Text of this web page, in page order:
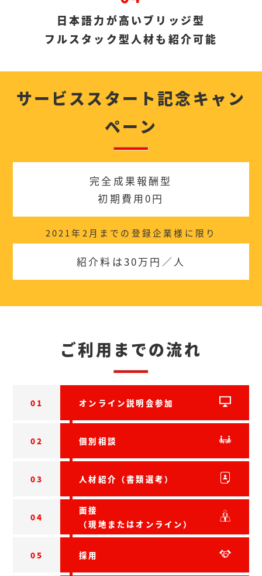
日本語力が高いブリッジ型
フルスタック型人材も紹介可能
サービススタート記念キャン
ペーン
完全成果報酬型
初期費用0円
2021年2月までの登録企業様に限り
紹介料は30万円／人
ご利用までの流れ
01 オンライン説明会参加
02 個別相談
03 人材紹介（書類選考）
04
面接
（現地またはオンライン）
05 採用